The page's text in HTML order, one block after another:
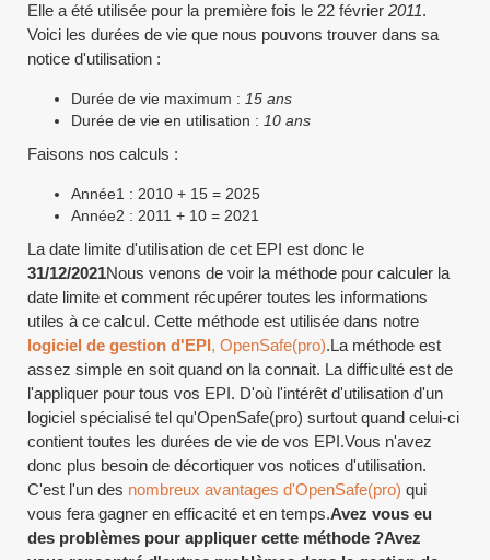
Elle a été utilisée pour la première fois le 22 février2011.
Voici les durées de vie que nous pouvons trouver dans sa
notice d'utilisation :
Durée de vie maximum : 15 ans
Durée de vie en utilisation : 10 ans
Faisons nos calculs :
Année1 : 2010 + 15 = 2025
Année2 : 2011 + 10 = 2021
La date limite d'utilisation de cet EPI est donc le
31/12/2021Nous venons de voir la méthode pour calculer la
date limite et comment récupérer toutes les informations
utiles à ce calcul. Cette méthode est utilisée dans notre
logiciel de gestion d'EPI, OpenSafe(pro).La méthode est
assez simple en soit quand on la connait. La difficulté est de
l'appliquer pour tous vos EPI. D'où l'intérêt d'utilisation d'un
logiciel spécialisé tel qu'OpenSafe(pro) surtout quand celui-ci
contient toutes les durées de vie de vos EPI.Vous n'avez
donc plus besoin de décortiquer vos notices d'utilisation.
C'est l'un des nombreux avantages d'OpenSafe(pro) qui
vous fera gagner en efficacité et en temps.Avez vous eu
des problèmes pour appliquer cette méthode ?Avez